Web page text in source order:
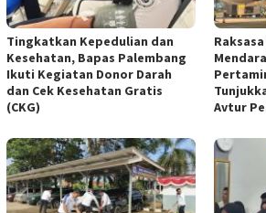
Tingkatkan Kepedulian dan
Kesehatan, Bapas Palembang
Ikuti Kegiatan Donor Darah
dan Cek Kesehatan Gratis
(CKG)
Avtur